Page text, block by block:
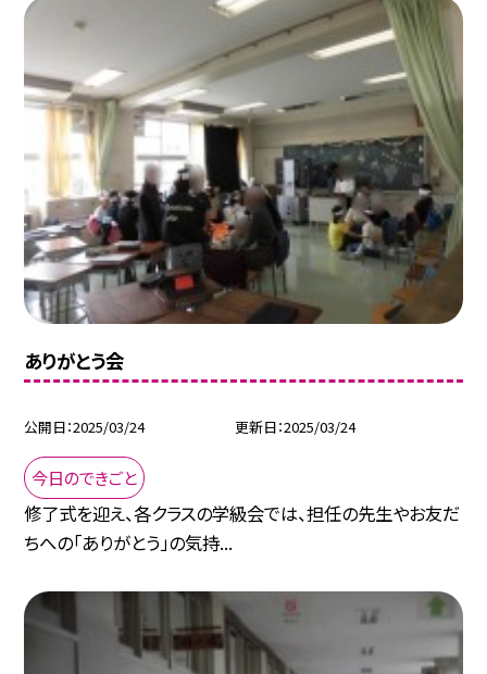
ありがとう会
公開日 2025/03/24 更新日 2025/03/24
今日のできごと
修了式を迎え、各クラスの学級会では、担任の先生やお友だ
ちへの「ありがとう」の気持...